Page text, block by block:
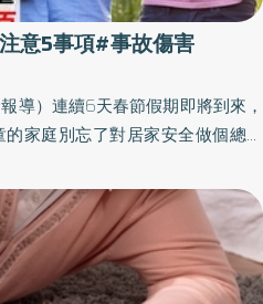
意5事項#事故傷害
導）連續6天春節假期即將到來，
家庭別忘了對居家安全做個總體
睡床、物品收納等共40項檢核指
，安心過好年。事故傷害 為兒童
家庭署表示，根據兒少死因統計
少死亡的首要原因。105年度未滿